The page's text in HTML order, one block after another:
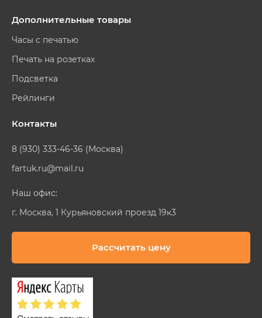
Дополнительные товары
Часы с печатью
Печать на розетках
Подсветка
Рейлинги
Контакты
8 (930) 333-46-36 (Москва)
fartuk.ru@mail.ru
Наш офис:
г. Москва, 1 Курьяновский проезд 19к3
Рассчитать цену